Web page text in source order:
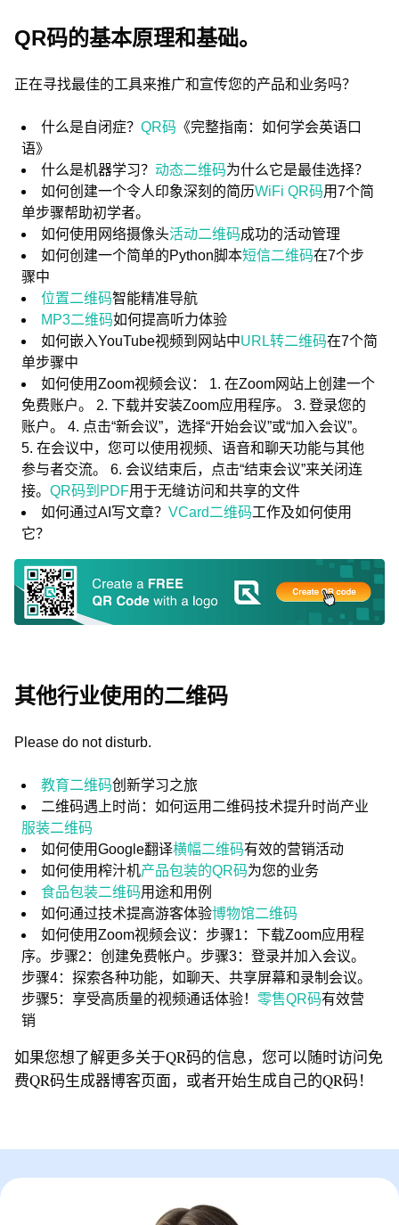
QR码的基本原理和基础。
正在寻找最佳的工具来推广和宣传您的产品和业务吗？
什么是自闭症？ QR码 《完整指南：如何学会英语口
语》
什么是机器学习？ 动态二维码为什么它是最佳选择？
如何创建一个令人印象深刻的简历WiFi QR码用7个简
单步骤帮助初学者。
如何使用网络摄像头活动二维码成功的活动管理
如何创建一个简单的Python脚本短信二维码在7个步
骤中
位置二维码智能精准导航
MP3二维码如何提高听力体验
如何嵌入YouTube视频到网站中URL转二维码在7个简
单步骤中
如何使用Zoom视频会议： 1. 在Zoom网站上创建一个
免费账户。 2. 下载并安装Zoom应用程序。 3. 登录您的
账户。 4. 点击“新会议”，选择“开始会议”或“加入会议”。
5. 在会议中，您可以使用视频、语音和聊天功能与其他
参与者交流。 6. 会议结束后，点击“结束会议”来关闭连
接。 QR码到PDF用于无缝访问和共享的文件
如何通过AI写文章？ VCard二维码工作及如何使用
它？
其他行业使用的二维码
Please do not disturb.
教育二维码创新学习之旅
二维码遇上时尚：如何运用二维码技术提升时尚产业
服装二维码
如何使用Google翻译横幅二维码有效的营销活动
如何使用榨汁机产品包装的QR码为您的业务
食品包装二维码用途和用例
如何通过技术提高游客体验博物馆二维码
如何使用Zoom视频会议：步骤1：下载Zoom应用程
序。步骤2：创建免费帐户。步骤3：登录并加入会议。
步骤4：探索各种功能，如聊天、共享屏幕和录制会议。
步骤5：享受高质量的视频通话体验！ 零售QR码有效营
销
如果您想了解更多关于QR码的信息，您可以随时访问免
费QR码生成器博客页面，或者开始生成自己的QR码！